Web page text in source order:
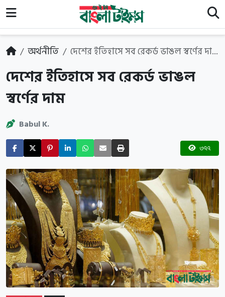
অর্থনীতি দেশের ইতিহাসে সব রেকর্ড ভাঙল স্বর্ণের দা...
দেশের ইতিহাসে সব রেকর্ড ভাঙল
স্বর্ণের দাম
Babul K.
৩৭৭